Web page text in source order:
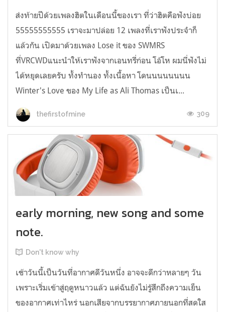
ส่งท้ายปีด้วยเพลงฮิตในเดือนนี้ของเรา ที่ว่าฮิตคือฟังบ่อย
55555555555 เราจะมาปล่อย 12 เพลงที่เราฟังประจำก็
แล้วกัน เปิดมาด้วยเพลง Lose it ของ SWMRS
ที่VRCWDแนะนำให้เราฟังจากเอนทรี่ก่อน โอ้โห ผมนี่ฟังไม่
ได้หยุดเลยครับ ทั้งทำนอง ทั้งเนื้อหา โดนนนนนนนน
Winter's Love ของ My Life as Ali Thomas เป็นเ...
thefirstofmine 309
early morning, new song and some
note.
Don't know why
เช้าวันนี้เป็นวันที่อากาศดีวันหนึ่ง อาจจะดีกว่าหลายๆ วัน
เพราะเริ่มเข้าสู่ฤดูหนาวแล้ว แต่ฉันยังไม่รู้สึกถึงความเย็น
ของอากาศเท่าไหร่ นอกเสียจากบรรยากาศภายนอกที่สดใส